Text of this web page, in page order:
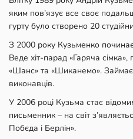
яким пов’язує все своє
гурту було створено 20
З 2000 року Кузьменко
Веде хіт-парад «Гаряча
«Шанс» та «Шиканемо».
виконавців.
У 2006 році Кузьма стає
письменник – на світ
Побєда і Берлін».